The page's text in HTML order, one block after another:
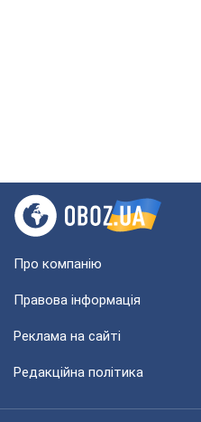
Про компанію
Правова інформація
Реклама на сайті
Редакційна політика